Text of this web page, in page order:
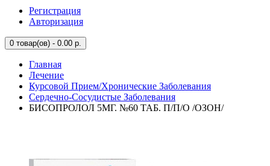
Регистрация
Авторизация
0 товар(ов) - 0.00 р.
Главная
Лечение
Курсовой Прием/Хронические Заболевания
Сердечно-Сосудистые Заболевания
БИСОПРОЛОЛ 5МГ. №60 ТАБ. П/П/О /ОЗОН/